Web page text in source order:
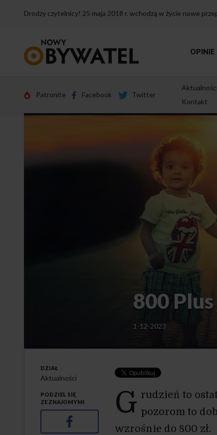
Drodzy czytelnicy! 25 maja 2018 r. wchodzą w życie nowe
strony
OPINIE
Patronite Facebook Twitter
Kontakt
800
1-12-2023
G rudzień to
pozorom to
wzrośnie do 800 zł.
DZIAŁ
Aktualności
PODZIEL SIĘ
ZE ZNAJOMYMI
Facebook